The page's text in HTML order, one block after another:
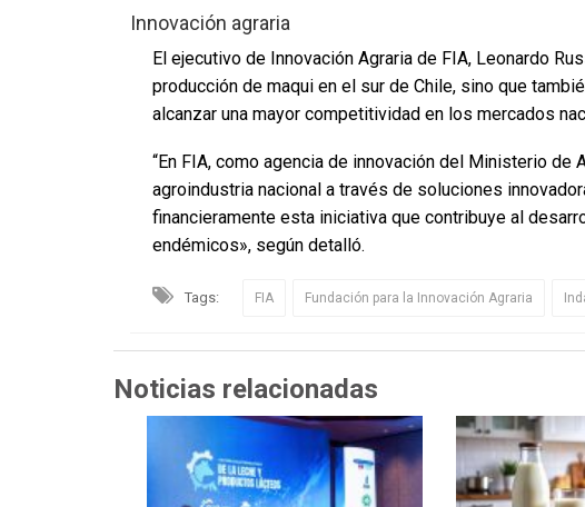
Innovación agraria
El ejecutivo de Innovación Agraria de FIA, Leonardo
producción de maqui en el sur de Chile, sino que
alcanzar una mayor competitividad en los mercados
“En FIA, como agencia de innovación del Ministerio
agroindustria nacional a través de soluciones
financieramente esta iniciativa que contribuye al
endémicos», según detalló.
Tags: FIA Fundación para la Innovación Agraria
Noticias relacionadas